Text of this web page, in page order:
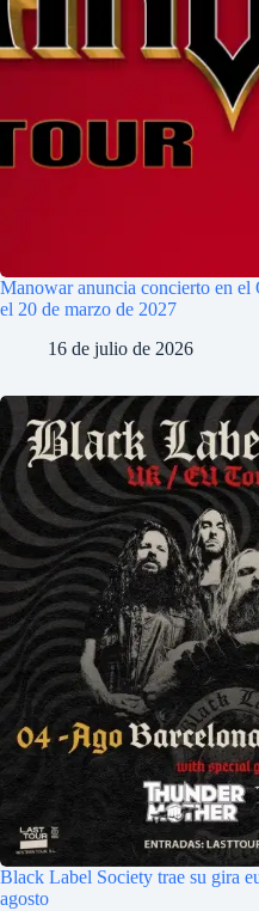
Manowar anuncia concierto en
el 20 de marzo de 2027
16 de julio de 2026
Black Label Society trae su gira
agosto